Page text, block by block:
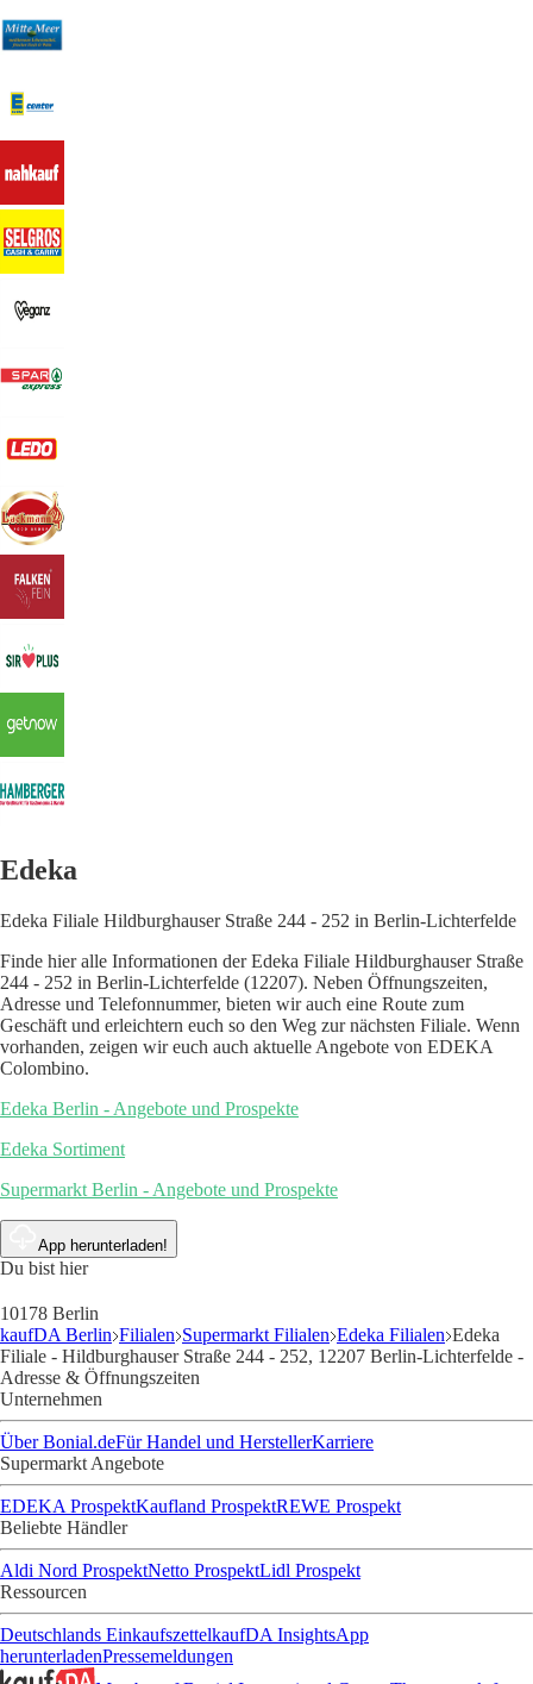
Edeka
Edeka Filiale Hildburghauser Straße 244 - 252 in Berlin-Lichterfelde
Finde hier alle Informationen der Edeka Filiale Hildburghauser Straße
244 - 252 in Berlin-Lichterfelde (12207). Neben Öffnungszeiten,
Adresse und Telefonnummer, bieten wir auch eine Route zum
Geschäft und erleichtern euch so den Weg zur nächsten Filiale. Wenn
vorhanden, zeigen wir euch auch aktuelle Angebote von EDEKA
Colombino.
Edeka Berlin - Angebote und Prospekte
Edeka Sortiment
Supermarkt Berlin - Angebote und Prospekte
App herunterladen!
Du bist hier
10178 Berlin
kaufDA Berlin Filialen Supermarkt Filialen Edeka Filialen Edeka
Filiale - Hildburghauser Straße 244 - 252, 12207 Berlin-Lichterfelde -
Adresse & Öffnungszeiten
Unternehmen
Über Bonial.deFür Handel und HerstellerKarriere
Supermarkt Angebote
EDEKA ProspektKaufland ProspektREWE Prospekt
Beliebte Händler
Aldi Nord ProspektNetto ProspektLidl Prospekt
Ressourcen
Deutschlands EinkaufszettelkaufDA InsightsApp
herunterladenPressemeldungen